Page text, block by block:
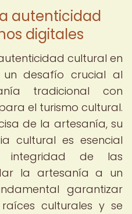
autenticidad
digitales
cultural en
un desafío crucial al
tradicional con
el turismo cultural.
de la artesanía, su
cultural es esencial
integridad de las
la artesanía a un
garantizar
culturales y se